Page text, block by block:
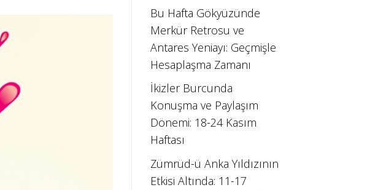
Bu Hafta Gökyüzünde
Merkür Retrosu ve
Antares Yeniayı: Geçmişle
Hesaplaşma Zamanı
İkizler Burcunda
Konuşma ve Paylaşım
Dönemi: 18-24 Kasım
Haftası
Zümrüd-ü Anka Yıldızının
Etkisi Altında: 11-17